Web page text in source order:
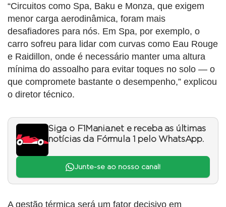
“Circuitos como Spa, Baku e Monza, que exigem
menor carga aerodinâmica, foram mais
desafiadores para nós. Em Spa, por exemplo, o
carro sofreu para lidar com curvas como Eau Rouge
e Raidillon, onde é necessário manter uma altura
mínima do assoalho para evitar toques no solo — o
que compromete bastante o desempenho,” explicou
o diretor técnico.
Siga o F1Mania.net e receba as últimas
notícias da Fórmula 1 pelo WhatsApp.
Junte-se ao nosso canal!
A gestão térmica será um fator decisivo em